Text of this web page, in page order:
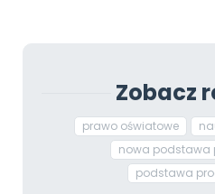
Zobacz
prawo oświatowe
nowa podstawa
podstawa